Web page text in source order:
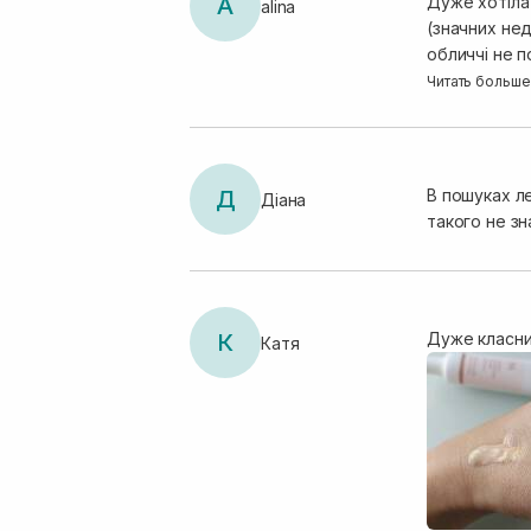
A alina
(значних
обличчі не
ваш
Читать больше
Д Діана
В пошуках
такого не
К Катя Дуже